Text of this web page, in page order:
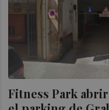
Fitness Park